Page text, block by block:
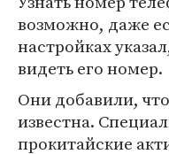
возможно, даже
настройках
видеть его номер.
Они добавили,
известна.
прокитайские